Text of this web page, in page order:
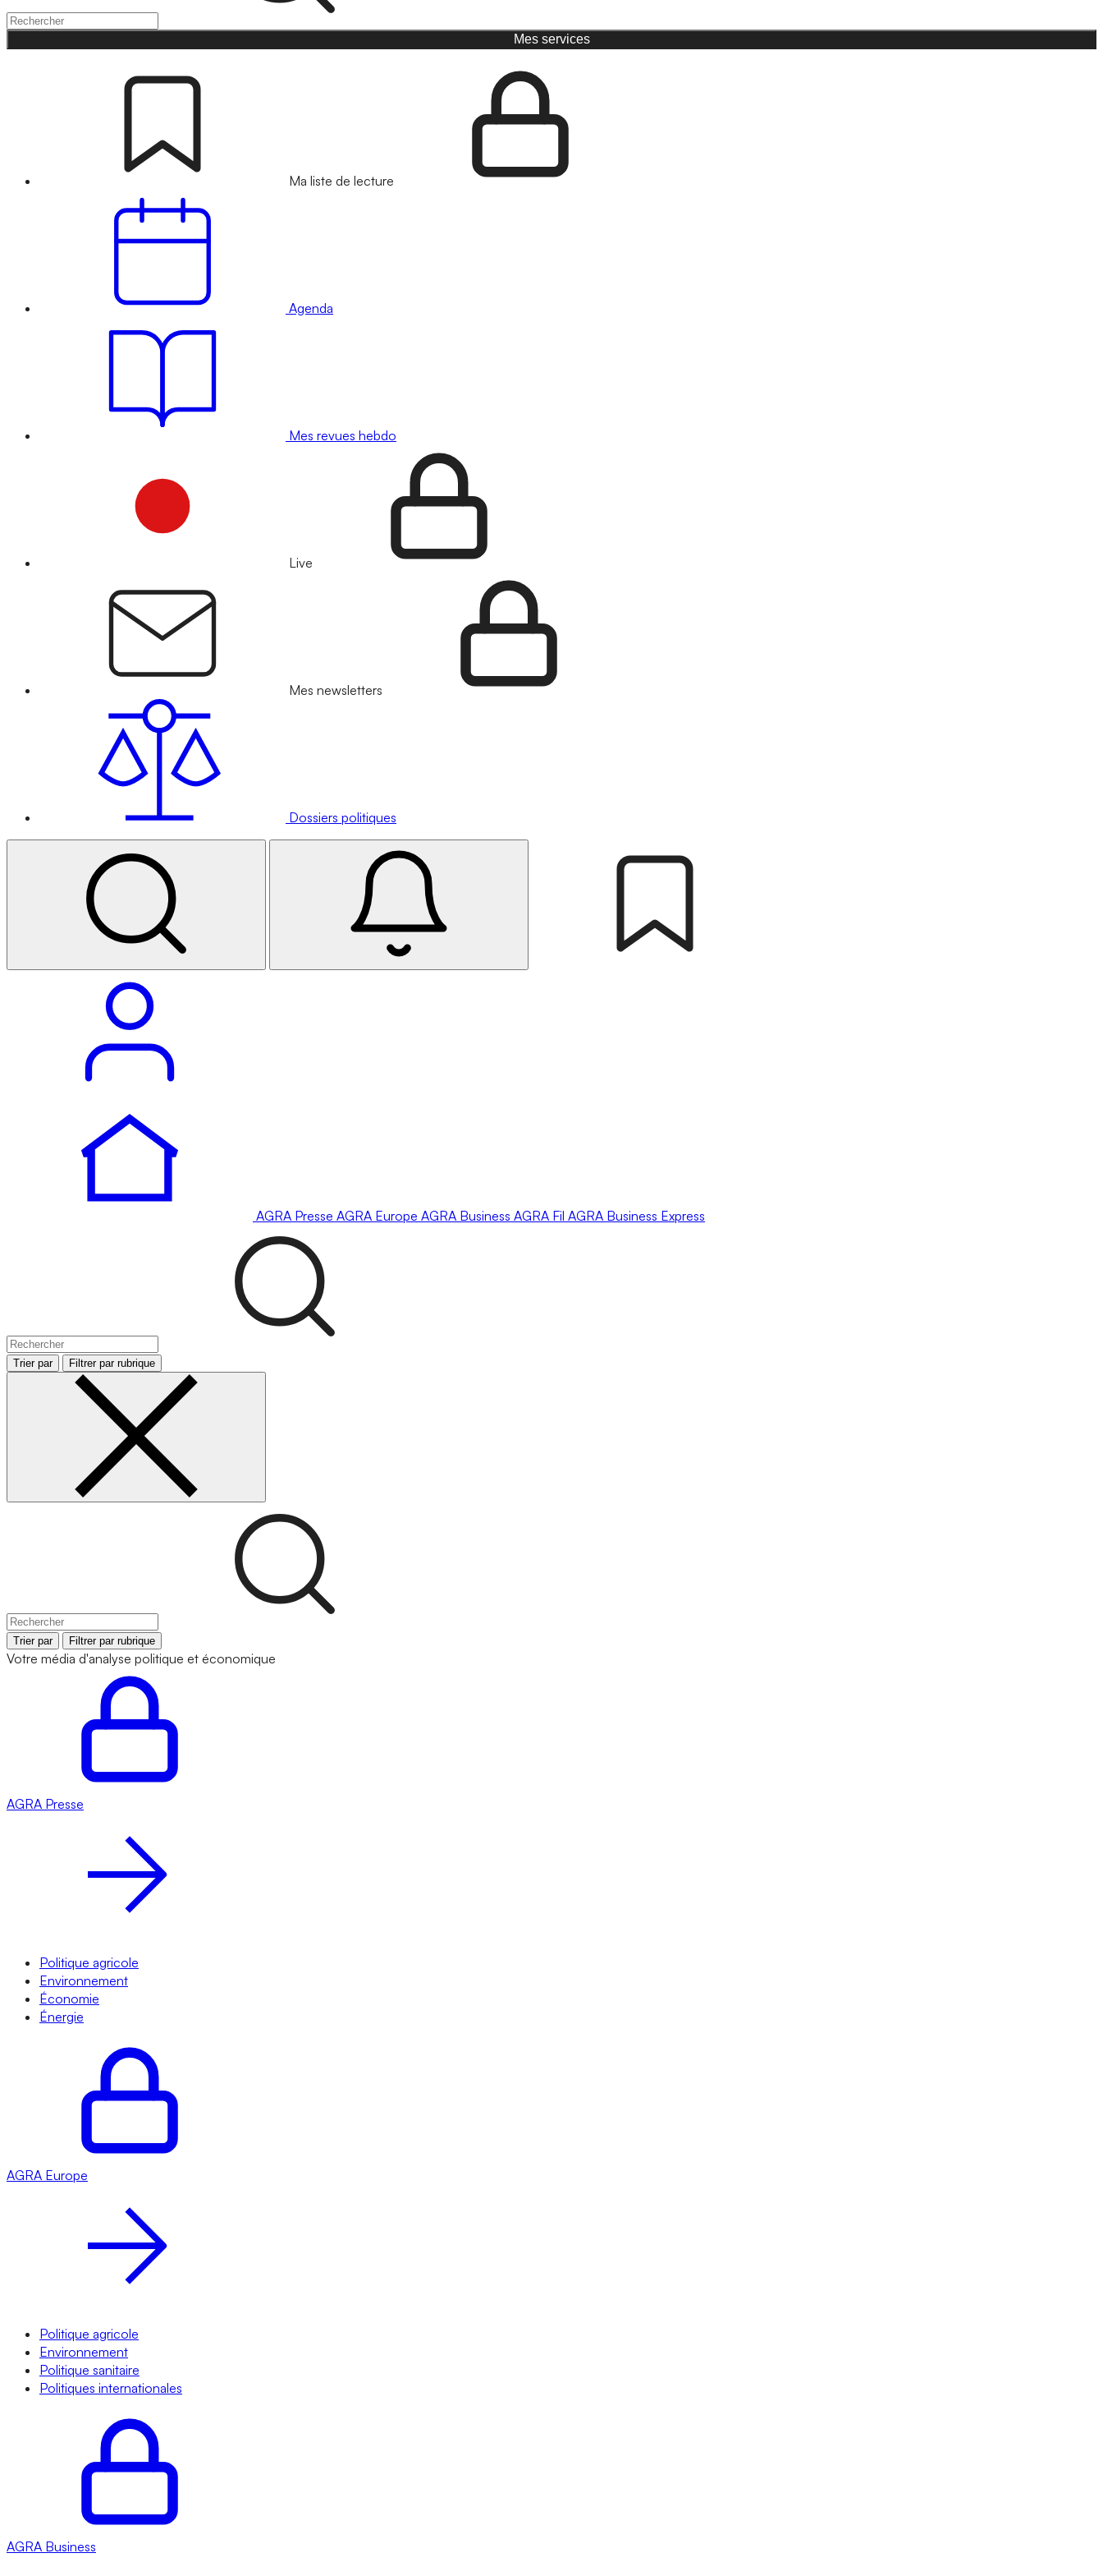
Mes services
Ma liste de lecture
Agenda
Mes revues hebdo
Live
Mes newsletters
Dossiers politiques
AGRA Presse AGRA Europe AGRA Business AGRA Fil AGRA Business Express
Trier par Filtrer par rubrique
Trier par Filtrer par rubrique
Votre média d'analyse politique et économique
AGRA Presse
Politique agricole
Environnement
Économie
Énergie
AGRA Europe
Politique agricole
Environnement
Politique sanitaire
Politiques internationales
AGRA Business